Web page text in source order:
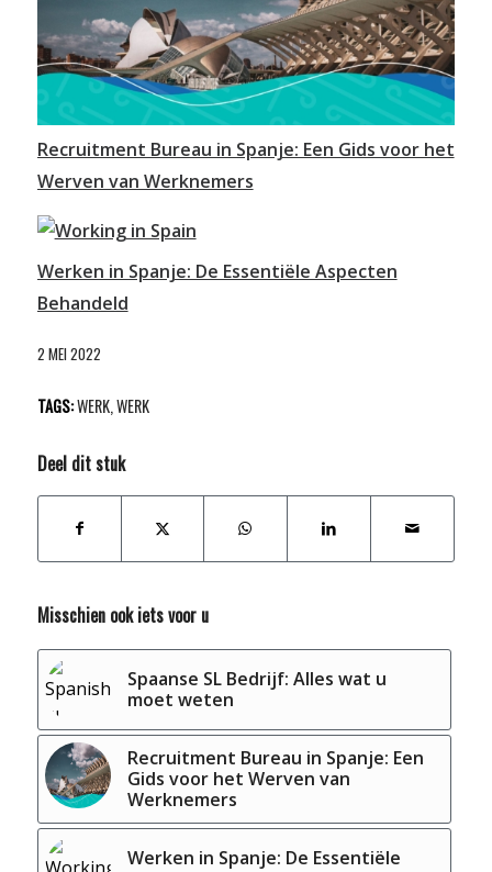
Recruitment Bureau in Spanje: Een Gids voor het
Werven van Werknemers
Werken in Spanje: De Essentiële Aspecten
Behandeld
2 MEI 2022
TAGS:WERK,WERK
Deel dit stuk
Misschien ook iets voor u
Spaanse SL Bedrijf: Alles wat u
moet weten
Recruitment Bureau in Spanje: Een
Gids voor het Werven van
Werknemers
Werken in Spanje: De Essentiële